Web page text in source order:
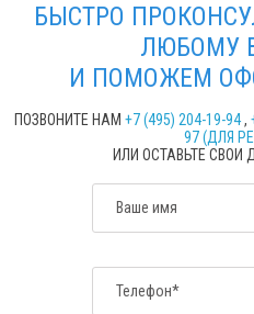
БЫСТРО
ЛЮБОМУ
И ПОМОЖЕМ
ПОЗВОНИТЕ НАМ +7 (495) 204-19-94,
97 (ДЛЯ
ИЛИ ОСТАВЬТЕ СВОИ
Ваше имя
Телефон*